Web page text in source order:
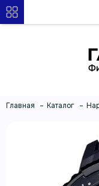
Главная Каталог